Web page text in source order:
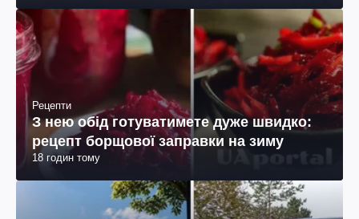
Рецепти
З нею обід готуватимете дуже швидко:
рецепт борщової заправки на зиму
18 годин тому